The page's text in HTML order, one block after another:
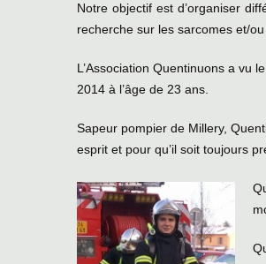
Notre objectif est d’organiser
recherche sur les sarcomes et/
L’Association Quentinuons a vu
2014 à l’âge de 23 ans.
Sapeur pompier de Millery,
esprit et pour qu’il soit toujours